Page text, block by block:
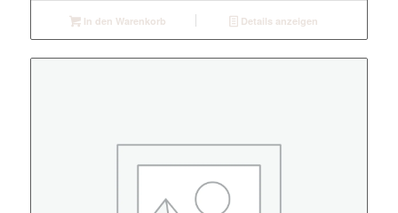
In den Warenkorb Details anzeigen